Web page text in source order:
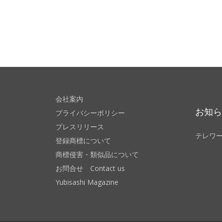
会社案内
プライバシーポリシー
プレスリリース
登録商標について
商標侵害・類似品について
お問合せ Contact us
Yubisashi Magazine
お知
テレワ